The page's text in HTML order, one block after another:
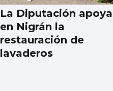
La Diputación apoya
en Nigrán la
restauración de
lavaderos